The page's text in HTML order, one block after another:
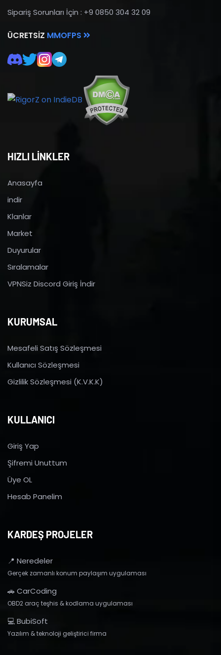
Sipariş Sorunları İçin : +9 0850 304 32 09
ÜCRETSIZ MMOFPS
HIZLI LİNKLER
Anasayfa
indir
Klanlar
Market
Duyurular
Sıralamalar
VPNSiz Discord Giriş İndir
KURUMSAL
Mesafeli Satış Sözleşmesi
Kullanıcı Sözleşmesi
Gizlilik Sözleşmesi (K.V.K.K)
KULLANICI
Giriş Yap
Şifremi Unuttum
Üye OL
Hesab Panelim
KARDEŞ PROJELER
📍 Neredeler
Gerçek zamanlı konum paylaşım uygulaması
🚗 CarCoding
OBD2 araç teşhis & kodlama uygulaması
💻 BubiSoft
Yazılım & teknoloji geliştirici firma